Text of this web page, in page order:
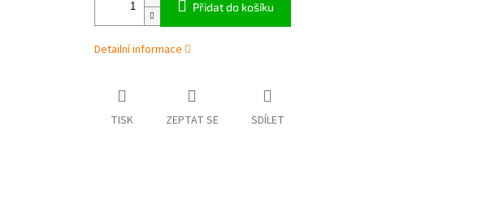
Přidat do košíku
Detailní informace
TISK ZEPTAT SE SDÍLET